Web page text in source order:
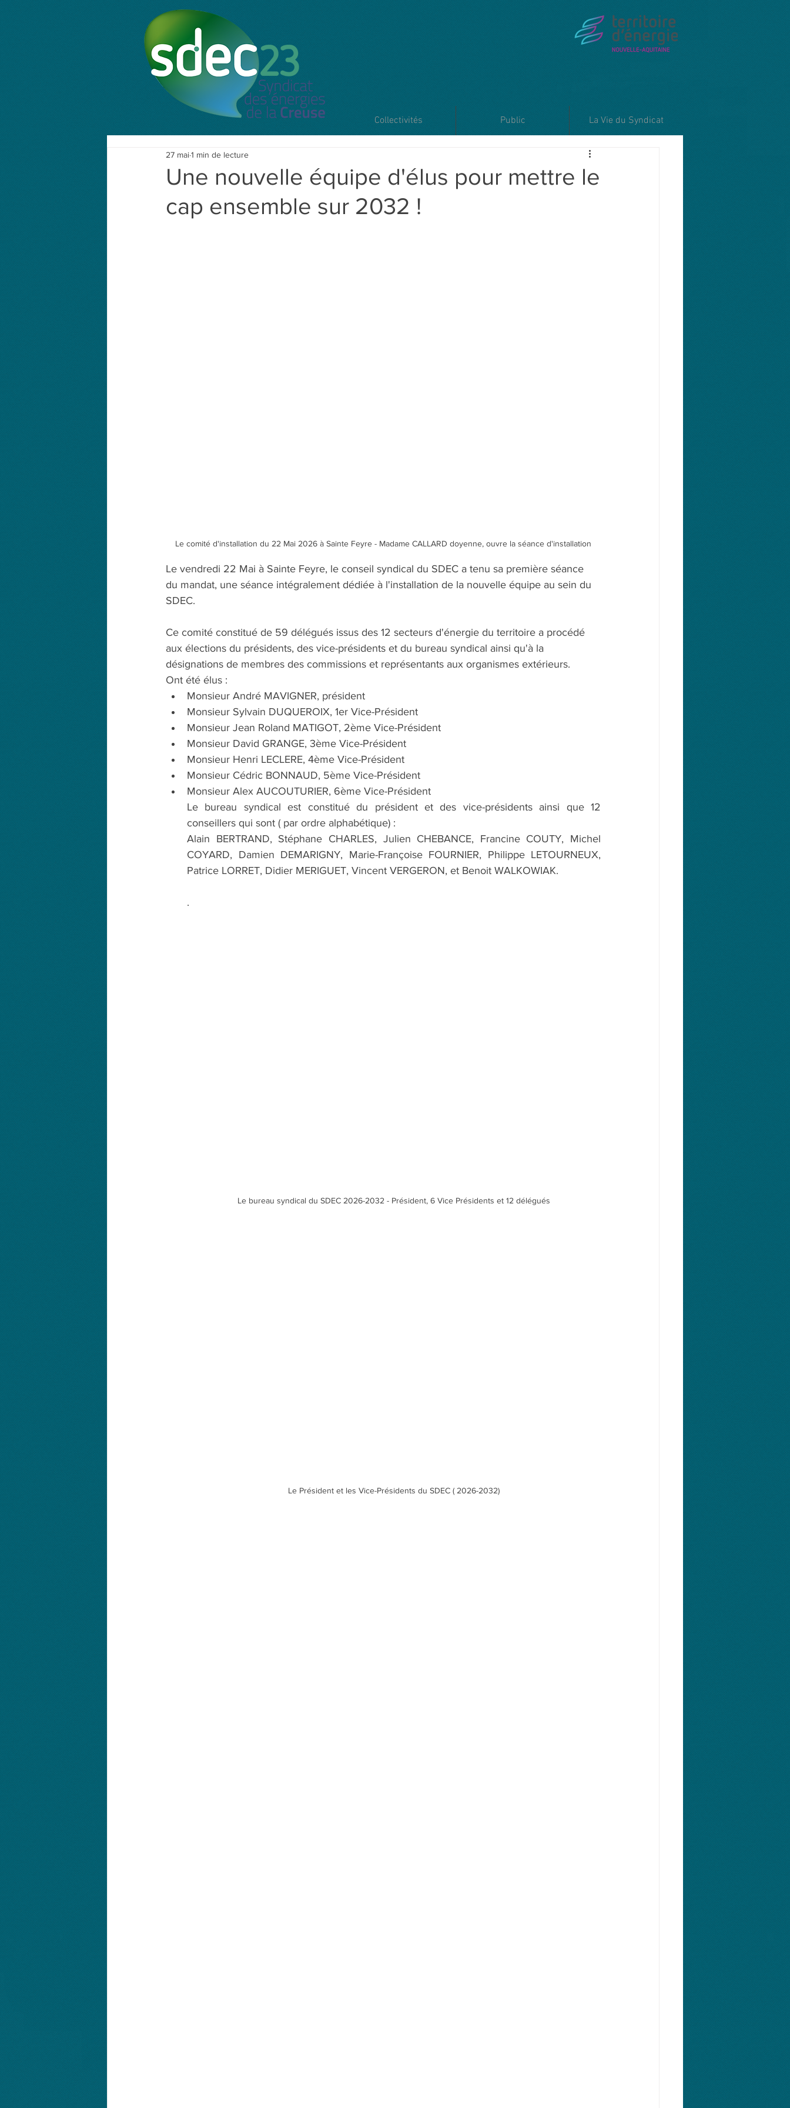
Collectivités Public La Vie du Syndicat
Une nouvelle équipe d'élus pour mettre le
cap ensemble sur 2032 !
27 mai1 min de lecture
Le comité d'installation du 22 Mai 2026 à Sainte Feyre - Madame CALLARD doyenne, ouvre la séance d'installation
Le vendredi 22 Mai à Sainte Feyre, le conseil syndical du SDEC a tenu sa première séance
du mandat, une séance intégralement dédiée à l'installation de la nouvelle équipe au sein du
SDEC.
Ce comité constitué de 59 délégués issus des 12 secteurs d'énergie du territoire a procédé
aux élections du présidents, des vice-présidents et du bureau syndical ainsi qu'à la
désignations de membres des commissions et représentants aux organismes extérieurs.
Ont été élus :
Monsieur André MAVIGNER, président
Monsieur Sylvain DUQUEROIX, 1er Vice-Président
Monsieur Jean Roland MATIGOT, 2ème Vice-Président
Monsieur David GRANGE, 3ème Vice-Président
Monsieur Henri LECLERE, 4ème Vice-Président
Monsieur Cédric BONNAUD, 5ème Vice-Président
Monsieur Alex AUCOUTURIER, 6ème Vice-Président
Le bureau syndical est constitué du président et des vice-présidents ainsi que 12
conseillers qui sont ( par ordre alphabétique) :
Alain BERTRAND, Stéphane CHARLES, Julien CHEBANCE, Francine COUTY, Michel
COYARD, Damien DEMARIGNY, Marie-Françoise FOURNIER, Philippe LETOURNEUX,
Patrice LORRET, Didier MERIGUET, Vincent VERGERON, et Benoit WALKOWIAK.
.
Le bureau syndical du SDEC 2026-2032 - Président, 6 Vice Présidents et 12 délégués
Le Président et les Vice-Présidents du SDEC ( 2026-2032)